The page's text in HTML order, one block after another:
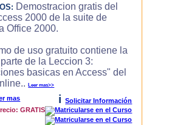
Demostracion gratis del
2000 de la suite de
Office 2000.
de uso gratuito contiene la
de la Leccion 3:
basicas en Access" del
Leer mas>>
mas i
Solicitar Información
GRATIS